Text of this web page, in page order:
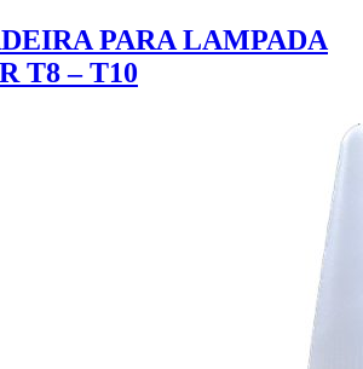
PARA LAMPADA
T8 – T10